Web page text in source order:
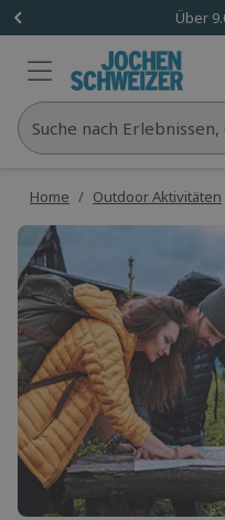
Über
Suche nach Erlebnissen,
Home / Outdoor Aktivitäten